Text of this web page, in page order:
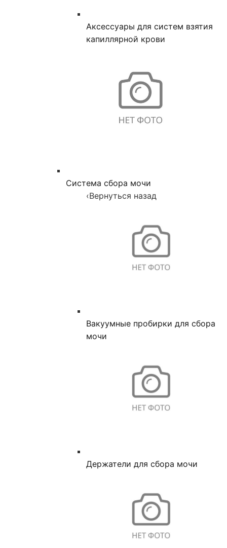
Аксессуары для систем взятия
капиллярной крови
Система сбора мочи
‹Вернуться назад
Вакуумные пробирки для сбора
мочи
Держатели для сбора мочи